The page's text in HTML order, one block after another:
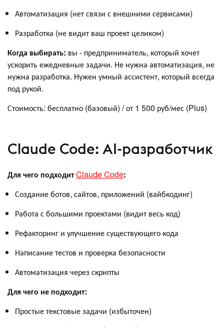
Автоматизация (нет связи с внешними сервисами)
Разработка (не видит ваш проект целиком)
Когда выбирать: вы - предприниматель, который хочет
ускорить ежедневные задачи. Не нужна автоматизация, не
нужна разработка. Нужен умный ассистент, который всегда
под рукой.
Стоимость: бесплатно (базовый) / от 1 500 руб/мес (Plus)
Claude Code: AI-разработчик
Для чего подходитClaude Code:
Создание ботов, сайтов, приложений (вайбкодинг)
Работа с большими проектами (видит весь код)
Рефакторинг и улучшение существующего кода
Написание тестов и проверка безопасности
Автоматизация через скрипты
Для чего не подходит:
Простые текстовые задачи (избыточен)